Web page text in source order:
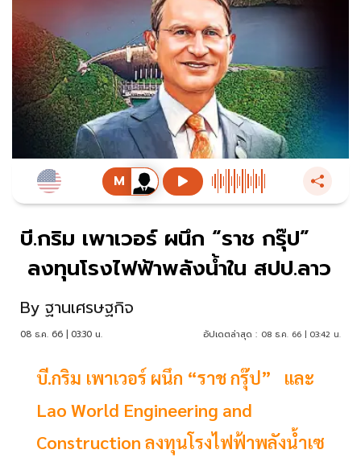
บี.กริม เพาเวอร์ ผนึก “ราช กรุ๊ป”
ลงทุนโรงไฟฟ้าพลังน้ำใน สปป.ลาว
By ฐานเศรษฐกิจ
08 ธ.ค. 66 | 03:30 น. อัปเดตล่าสุด : 08 ธ.ค. 66 | 03:42 น.
บี.กริม เพาเวอร์ ผนึก “ราช กรุ๊ป” และ
Lao World Engineering and
Construction ลงทุนโรงไฟฟ้าพลังน้ำเซ